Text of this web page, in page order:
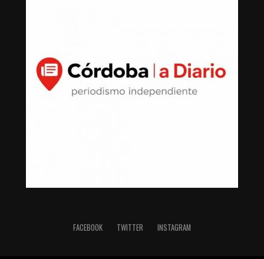
FACEBOOK TWITTER INSTAGRAM